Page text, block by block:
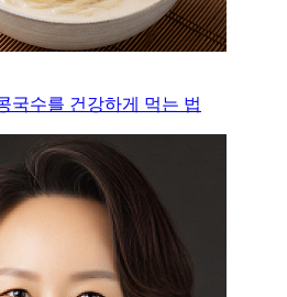
국수를 건강하게 먹는 법